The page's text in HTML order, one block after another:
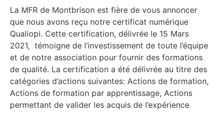
La MFR de Montbrison est fière de vous annoncer
que nous avons reçu notre certificat numérique
Qualiopi. Cette certification, délivrée le 15 Mars
2021, témoigne de l’investissement de toute l’équipe
et de notre association pour fournir des formations
de qualité. La certification a été délivrée au titre des
catégories d’actions suivantes: Actions de formation,
Actions de formation par apprentissage, Actions
permettant de valider les acquis de l’expérience